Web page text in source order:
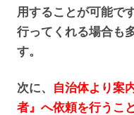
用することが可能で
行ってくれる場合も
す。
次に、
自治体より案
者』へ依頼を行うこ